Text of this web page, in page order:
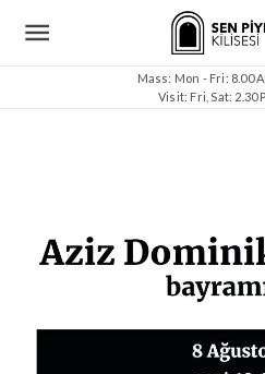
Mass: Mon - Fri: 8.00
Visit: Fri, Sat: 2.30